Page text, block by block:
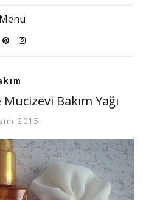
Menu
Bakım Yağı
2015